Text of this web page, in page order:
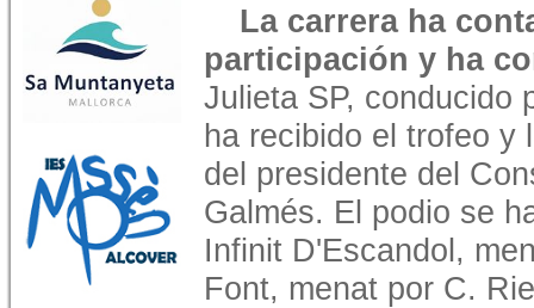
La carrera ha
participación y ha
Julieta SP, conducido
ha recibido el trofeo y
del presidente del
Galmés. El podio se
Infinit D'Escandol,
Font, menat por C.